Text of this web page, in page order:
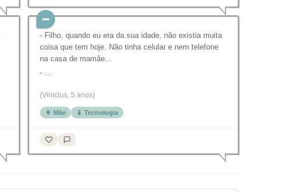
- Filho, quando eu era da sua idade, não existia muita
coisa que tem hoje. Não tinha celular e nem telefone
na casa de mamãe...
- …
(Vinicius, 5 anos)
👩 Mãe 📱 Tecnologia